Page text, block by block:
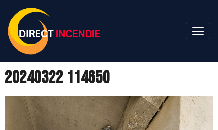
20240322 114650